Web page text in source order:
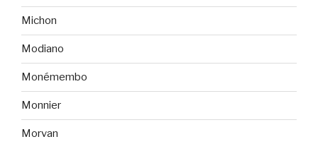
Michon
Modiano
Monémembo
Monnier
Morvan